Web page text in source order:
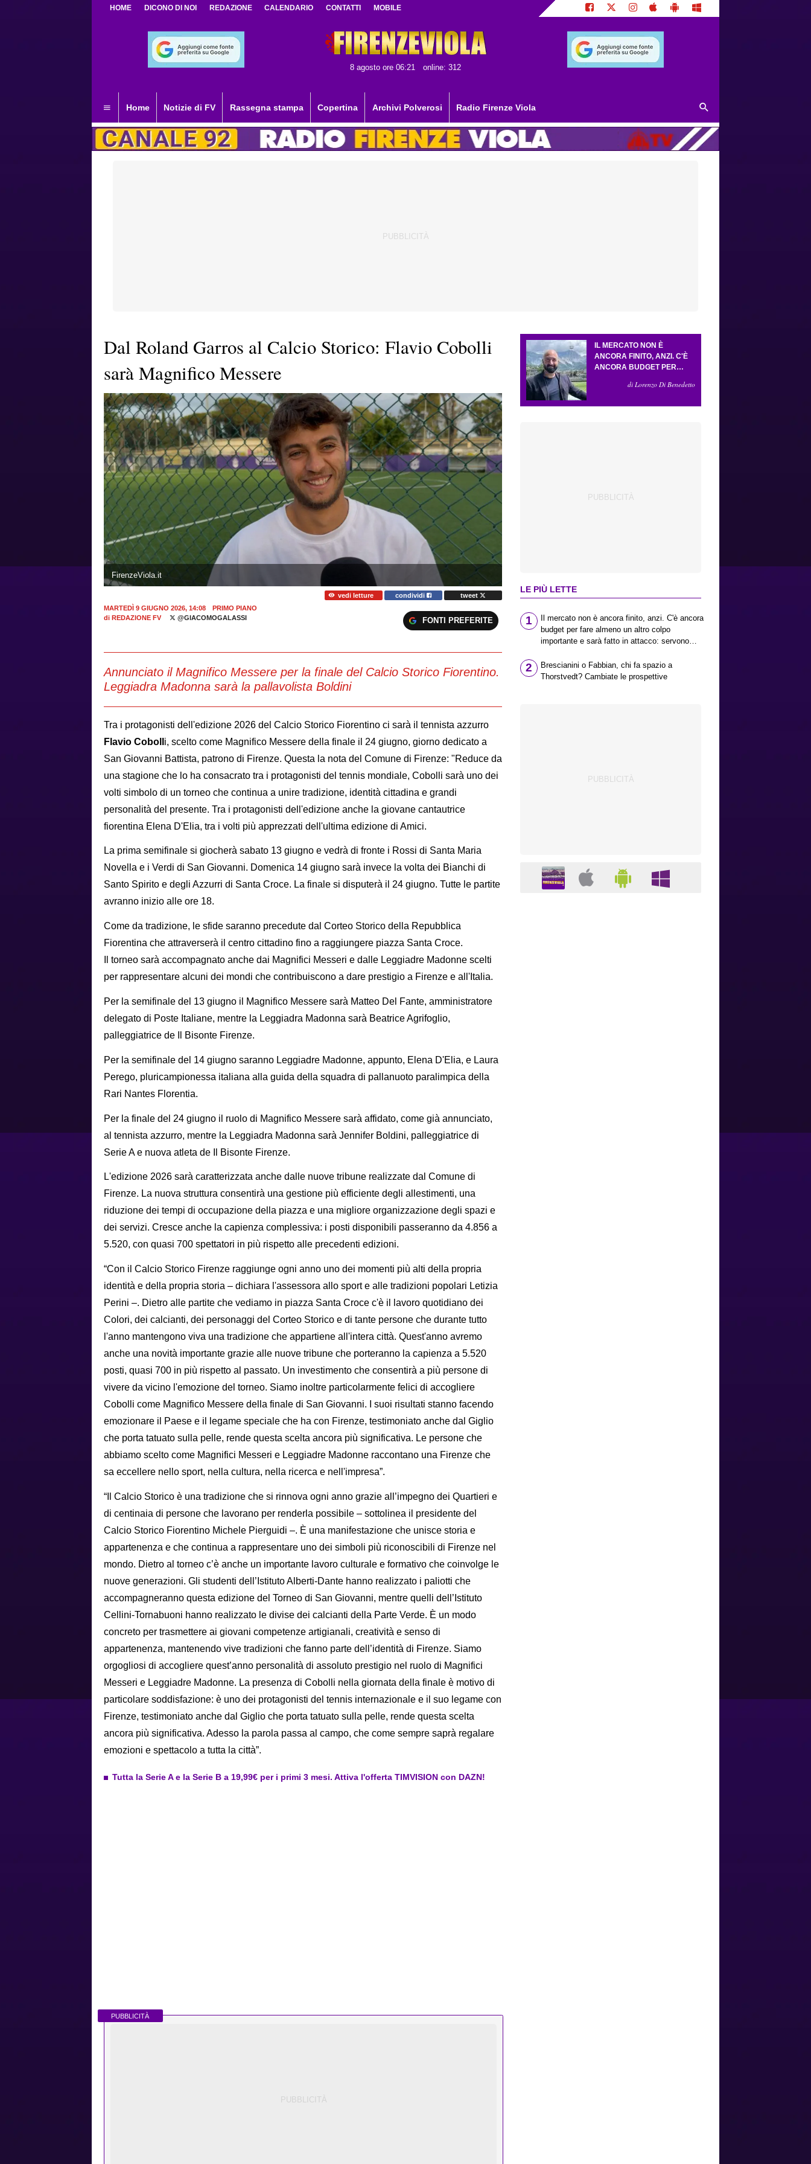
HOME DICONO DI NOI REDAZIONE CALENDARIO CONTATTI MOBILE
8 agosto ore 06:21 online: 312
Home Notizie di FV Rassegna stampa Copertina Archivi Polverosi Radio Firenze Viola
Dal Roland Garros al Calcio Storico: Flavio Cobolli
sarà Magnifico Messere
FirenzeViola.it
vedi letture condividi
tweet
MARTEDÌ 9 GIUGNO 2026, 14:08
PRIMO PIANO
di REDAZIONE FV @GIACOMOGALASSI FONTI PREFERITE
Annunciato il Magnifico Messere per la finale del Calcio Storico Fiorentino.
Leggiadra Madonna sarà la pallavolista Boldini
Tra i protagonisti dell'edizione 2026 del Calcio Storico Fiorentino ci sarà il tennista azzurro
Flavio Coboll i, scelto come Magnifico Messere della finale il 24 giugno, giorno dedicato a
San Giovanni Battista, patrono di Firenze. Questa la nota del Comune di Firenze: "Reduce da
una stagione che lo ha consacrato tra i protagonisti del tennis mondiale, Cobolli sarà uno dei
volti simbolo di un torneo che continua a unire tradizione, identità cittadina e grandi
personalità del presente. Tra i protagonisti dell'edizione anche la giovane cantautrice
fiorentina Elena D'Elia, tra i volti più apprezzati dell'ultima edizione di Amici.
La prima semifinale si giocherà sabato 13 giugno e vedrà di fronte i Rossi di Santa Maria
Novella e i Verdi di San Giovanni. Domenica 14 giugno sarà invece la volta dei Bianchi di
Santo Spirito e degli Azzurri di Santa Croce. La finale si disputerà il 24 giugno. Tutte le partite
avranno inizio alle ore 18.
Come da tradizione, le sfide saranno precedute dal Corteo Storico della Repubblica
Fiorentina che attraverserà il centro cittadino fino a raggiungere piazza Santa Croce.
Il torneo sarà accompagnato anche dai Magnifici Messeri e dalle Leggiadre Madonne scelti
per rappresentare alcuni dei mondi che contribuiscono a dare prestigio a Firenze e all'Italia.
Per la semifinale del 13 giugno il Magnifico Messere sarà Matteo Del Fante, amministratore
delegato di Poste Italiane, mentre la Leggiadra Madonna sarà Beatrice Agrifoglio,
palleggiatrice de Il Bisonte Firenze.
Per la semifinale del 14 giugno saranno Leggiadre Madonne, appunto, Elena D'Elia, e Laura
Perego, pluricampionessa italiana alla guida della squadra di pallanuoto paralimpica della
Rari Nantes Florentia.
Per la finale del 24 giugno il ruolo di Magnifico Messere sarà affidato, come già annunciato,
al tennista azzurro, mentre la Leggiadra Madonna sarà Jennifer Boldini, palleggiatrice di
Serie A e nuova atleta de Il Bisonte Firenze.
L'edizione 2026 sarà caratterizzata anche dalle nuove tribune realizzate dal Comune di
Firenze. La nuova struttura consentirà una gestione più efficiente degli allestimenti, una
riduzione dei tempi di occupazione della piazza e una migliore organizzazione degli spazi e
dei servizi. Cresce anche la capienza complessiva: i posti disponibili passeranno da 4.856 a
5.520, con quasi 700 spettatori in più rispetto alle precedenti edizioni.
“Con il Calcio Storico Firenze raggiunge ogni anno uno dei momenti più alti della propria
identità e della propria storia – dichiara l'assessora allo sport e alle tradizioni popolari Letizia
Perini –. Dietro alle partite che vediamo in piazza Santa Croce c'è il lavoro quotidiano dei
Colori, dei calcianti, dei personaggi del Corteo Storico e di tante persone che durante tutto
l'anno mantengono viva una tradizione che appartiene all'intera città. Quest'anno avremo
anche una novità importante grazie alle nuove tribune che porteranno la capienza a 5.520
posti, quasi 700 in più rispetto al passato. Un investimento che consentirà a più persone di
vivere da vicino l'emozione del torneo. Siamo inoltre particolarmente felici di accogliere
Cobolli come Magnifico Messere della finale di San Giovanni. I suoi risultati stanno facendo
emozionare il Paese e il legame speciale che ha con Firenze, testimoniato anche dal Giglio
che porta tatuato sulla pelle, rende questa scelta ancora più significativa. Le persone che
abbiamo scelto come Magnifici Messeri e Leggiadre Madonne raccontano una Firenze che
sa eccellere nello sport, nella cultura, nella ricerca e nell'impresa”.
“Il Calcio Storico è una tradizione che si rinnova ogni anno grazie all’impegno dei Quartieri e
di centinaia di persone che lavorano per renderla possibile – sottolinea il presidente del
Calcio Storico Fiorentino Michele Pierguidi –. È una manifestazione che unisce storia e
appartenenza e che continua a rappresentare uno dei simboli più riconoscibili di Firenze nel
mondo. Dietro al torneo c’è anche un importante lavoro culturale e formativo che coinvolge le
nuove generazioni. Gli studenti dell’Istituto Alberti-Dante hanno realizzato i paliotti che
accompagneranno questa edizione del Torneo di San Giovanni, mentre quelli dell’Istituto
Cellini-Tornabuoni hanno realizzato le divise dei calcianti della Parte Verde. È un modo
concreto per trasmettere ai giovani competenze artigianali, creatività e senso di
appartenenza, mantenendo vive tradizioni che fanno parte dell’identità di Firenze. Siamo
orgogliosi di accogliere quest’anno personalità di assoluto prestigio nel ruolo di Magnifici
Messeri e Leggiadre Madonne. La presenza di Cobolli nella giornata della finale è motivo di
particolare soddisfazione: è uno dei protagonisti del tennis internazionale e il suo legame con
Firenze, testimoniato anche dal Giglio che porta tatuato sulla pelle, rende questa scelta
ancora più significativa. Adesso la parola passa al campo, che come sempre saprà regalare
emozioni e spettacolo a tutta la città”.
Tutta la Serie A e la Serie B a 19,99€ per i primi 3 mesi. Attiva l'offerta TIMVISION con DAZN!
PUBBLICITÀ
IL MERCATO NON È
ANCORA FINITO, ANZI. C'È
ANCORA BUDGET PER
COLPO IMPORTANTE E
di Lorenzo Di Benedetto
LE PIÙ LETTE
1
Il mercato non è ancora finito, anzi. C'è ancora
budget per fare almeno un altro colpo
importante e sarà fatto in attacco: servono
il Bologna: caccia al giusto incastro
2
Brescianini o Fabbian, chi fa spazio a
Thorstvedt? Cambiate le prospettive